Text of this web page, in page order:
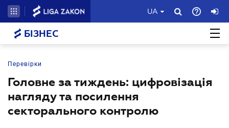
UA
БІЗНЕС
Перевірки
Головне за тиждень: цифровізація
нагляду та посилення
секторального контролю